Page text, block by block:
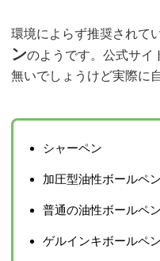
環境によらず推奨されて
ンのようです。公式サイ
無いでしょうけど実際に
シャーペン
加圧型油性ボールペン
普通の油性ボールペン
ゲルインキボールペン